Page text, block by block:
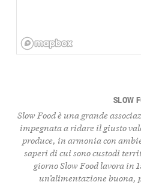
SLOW
Slow Food è una grande
impegnata a ridare il giusto
produce, in armonia con
saperi di cui sono custodi
giorno Slow Food lavora in
un’alimentazione